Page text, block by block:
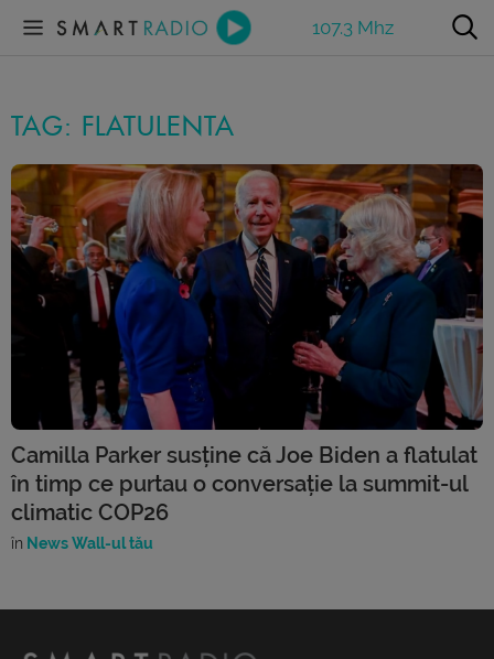
107.3 Mhz
TAG: FLATULENTA
Camilla Parker susține că Joe Biden a flatulat
în timp ce purtau o conversație la summit-ul
climatic COP26
în News Wall-ul tău